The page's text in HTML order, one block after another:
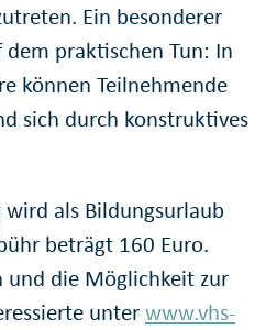
Ein besonderer
praktischen Tun: In
können Teilnehmende
sich durch konstruktives
wird als Bildungsurlaub
beträgt 160 Euro.
die Möglichkeit zur
unterwww.vhs-